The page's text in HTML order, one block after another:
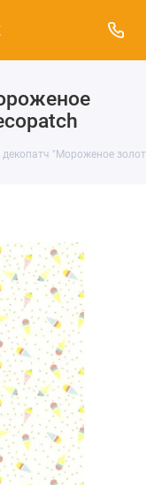
декопатч "Мороженое